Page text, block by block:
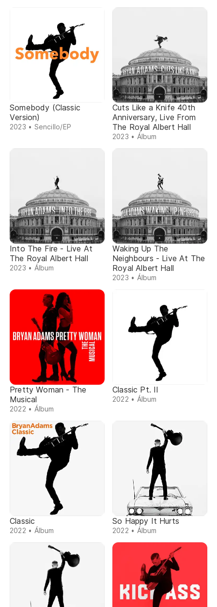
Somebody (Classic
Version)
2023 • Sencillo/EP
Cuts Like a Knife 40th
Anniversary, Live From
The Royal Albert Hall
2023 • Álbum
Into The Fire - Live At
The Royal Albert Hall
2023 • Álbum
Waking Up The
Neighbours - Live At The
Royal Albert Hall
2023 • Álbum
Pretty Woman - The
Musical
2022 • Álbum
Classic Pt. II
2022 • Álbum
Classic
2022 • Álbum
So Happy It Hurts
2022 • Álbum